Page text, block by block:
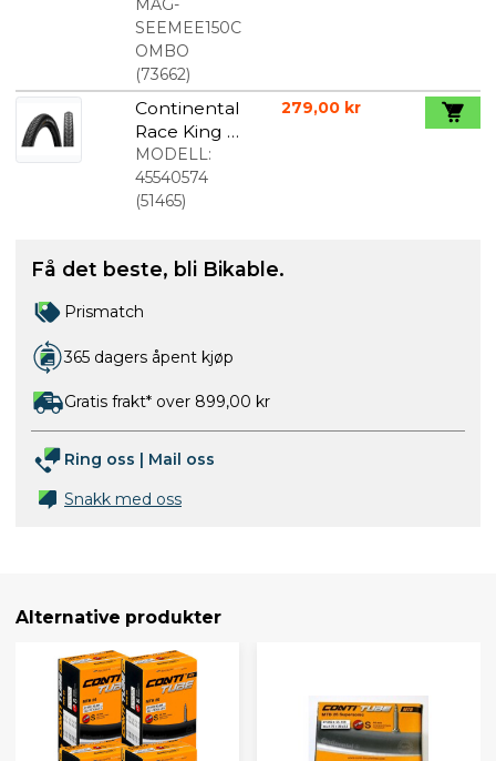
SEEMEE150C
OMBO
(73662)
Continental
Race King II
26x2.2
MODELL:
45540574
(51465)
279,00 kr
Få det beste, bli Bikable.
Prismatch
365 dagers åpent kjøp
Gratis frakt* over 899,00 kr
Ring oss | Mail oss
Snakk med oss
Alternative produkter